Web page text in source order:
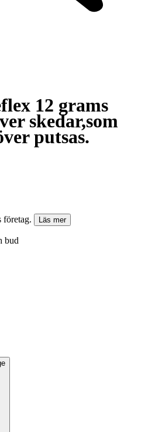
12 grams
skedar,som
putsas.
företag.
Läs mer
bud